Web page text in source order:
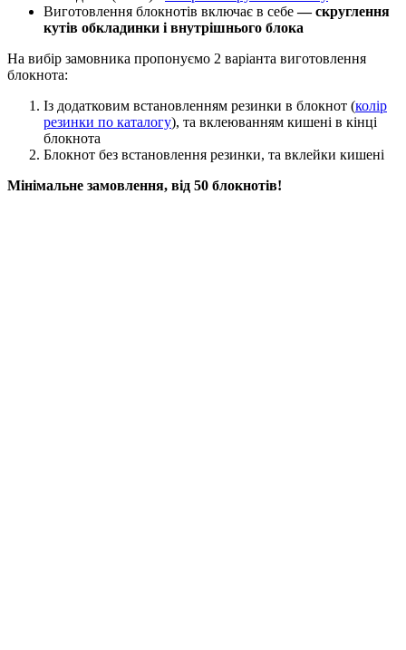
Виготовлення блокнотів включає в себе— скруглення
кутів обкладинки і внутрішнього блока
На вибір замовника пропонуємо 2 варіанта виготовлення
блокнота:
Із додатковим встановленням резинки в блокнот (колір
резинки по каталогу), та вклеюванням кишені в кінці
блокнота
Блокнот без встановлення резинки, та вклейки кишені
Мінімальне замовлення, від 50 блокнотів!